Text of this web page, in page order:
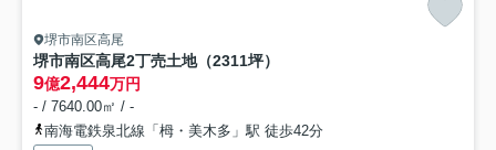
堺市南区高尾
堺市南区高尾2丁売土地（2311坪）
9億2,444万円
- / 7640.00㎡ / -
南海電鉄泉北線「栂・美木多」駅 徒歩42分